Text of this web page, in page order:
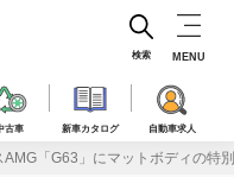
古車 新車カタログ 自動車求人
検索 MENU
AMG「G63」にマットボディの特